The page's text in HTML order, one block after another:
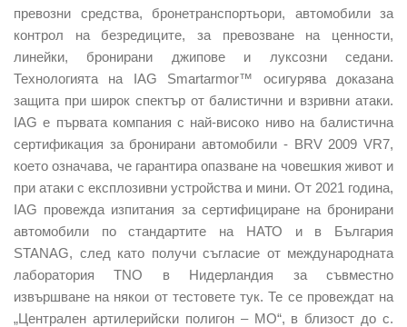
превозни средства, бронетранспортьори, автомобили за
контрол на безредиците, за превозване на ценности,
линейки, бронирани джипове и луксозни седани.
Технологията на IAG Smartarmor™ осигурява доказана
защита при широк спектър от балистични и взривни атаки.
IAG е първата компания с най-високо ниво на балистична
сертификация за бронирани автомобили - BRV 2009 VR7,
което означава, че гарантира опазване на човешкия живот и
при атаки с експлозивни устройства и мини. От 2021 година,
IAG провежда изпитания за сертифициране на бронирани
автомобили по стандартите на НАТО и в България
STANAG, след като получи съгласие от международната
лаборатория TNO в Нидерландия за съвместно
извършване на някои от тестовете тук. Те се провеждат на
„Централен артилерийски полигон – МО“, в близост до с.